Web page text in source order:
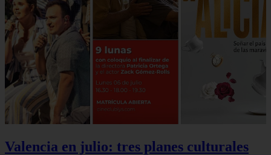
Valencia en julio: tres planes culturales